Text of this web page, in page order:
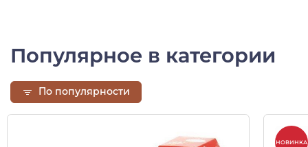
Популярное в категории
По популярности
НОВИНКА